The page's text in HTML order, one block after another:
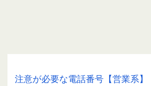
注意が必要な電話番号【営業系】